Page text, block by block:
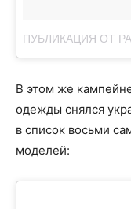
ПУБЛИКАЦИЯ ОТ
В этом же
одежды снялся
в список восьми
моделей: